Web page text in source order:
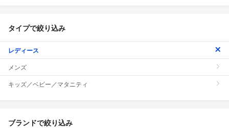
タイプで絞り込み
レディース
メンズ
キッズ／ベビー／マタニティ
ブランドで絞り込み